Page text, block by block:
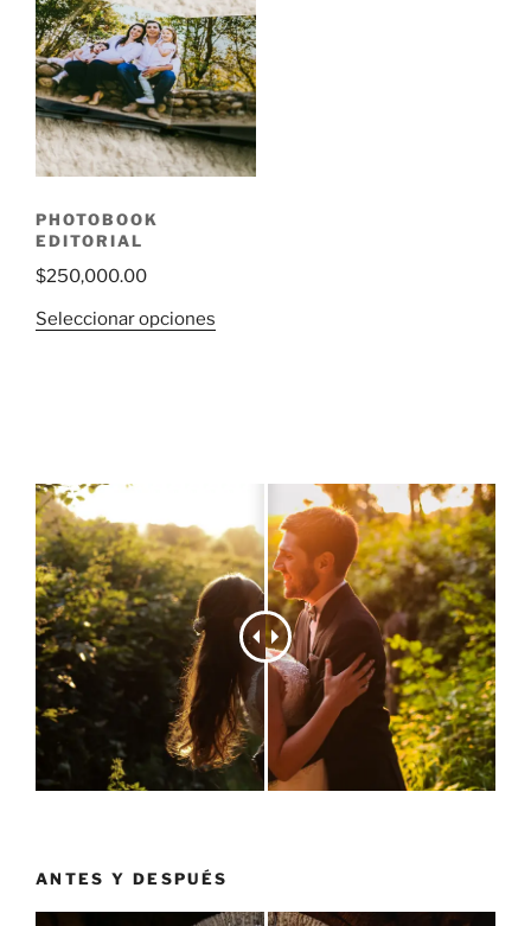
PHOTOBOOK
EDITORIAL
$250,000.00
Seleccionar opciones
ANTES Y DESPUÉS